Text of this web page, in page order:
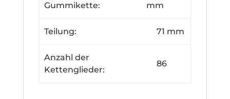
Gummikette:
mm
Teilung: 71 mm
Anzahl der
Kettenglieder:
86